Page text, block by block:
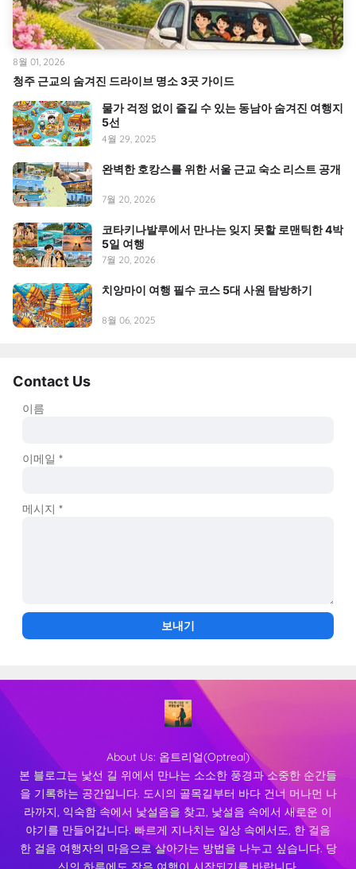
청주 근교의 숨겨진 드라이브 명소 3곳 가이드
8월 01, 2026
물가 걱정 없이 즐길 수 있는 동남아 숨겨진 여행지
5선
4월 29, 2025
완벽한 호캉스를 위한 서울 근교 숙소 리스트 공개
7월 20, 2026
코타키나발루에서 만나는 잊지 못할 로맨틱한 4박
5일 여행
7월 20, 2026
치앙마이 여행 필수 코스 5대 사원 탐방하기
8월 06, 2025
Contact Us
이름
이메일*
메시지*
About Us: 옵트리얼(Optreal)
본 블로그는 낯선 길 위에서 만나는 소소한 풍경과 소중한 순간들
을 기록하는 공간입니다. 도시의 골목길부터 바다 건너 머나먼 나
라까지, 익숙함 속에서 낯설음을 찾고, 낯설음 속에서 새로운 이
야기를 만들어갑니다. 빠르게 지나치는 일상 속에서도, 한 걸음
한 걸음 여행자의 마음으로 살아가는 방법을 나누고 싶습니다. 당